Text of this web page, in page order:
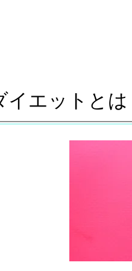
イエットとは